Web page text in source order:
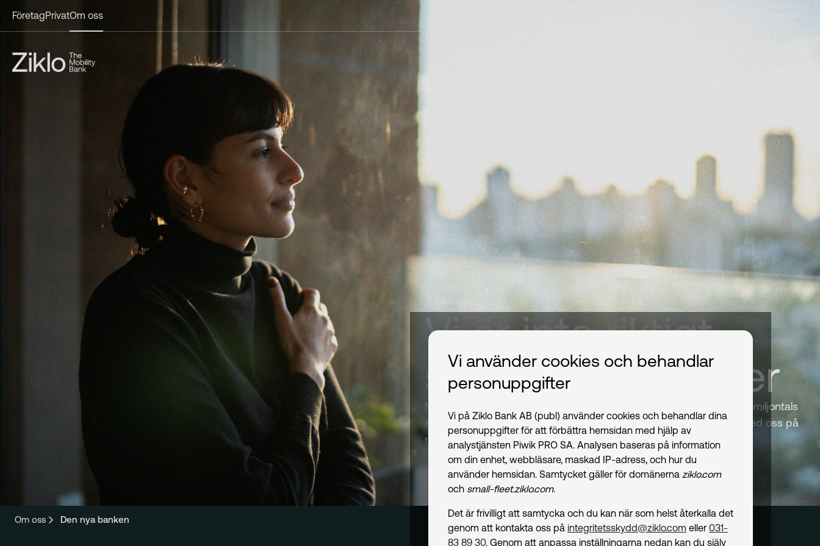
FöretagPrivatOm oss Logga in
Få hjälp
Vi är inte riktigt
som andra banker
Mobilitet har varit kärnan i vår verksamhet i över 60 år. Vi har hjälpt miljontals
svenskar och företag med lösningar för hållbara transporter. Följ med oss på
resan om hur vi blivit den ledande banken för framtidens mobilitet.
Om oss Den nya banken
Vi använder cookies och behandlar
personuppgifter
Vi på Ziklo Bank AB (publ) använder cookies och behandlar dina
personuppgifter för att förbättra hemsidan med hjälp av
analystjänsten Piwik PRO SA. Analysen baseras på information
om din enhet, webbläsare, maskad IP-adress, och hur du
använder hemsidan. Samtycket gäller för domänerna ziklo.com
och small-fleet.ziklo.com.
Det är frivilligt att samtycka och du kan när som helst återkalla det
genom att kontakta oss på integritetsskydd@ziklo.com eller 031-
83 89 30. Genom att anpassa inställningarna nedan kan du själv